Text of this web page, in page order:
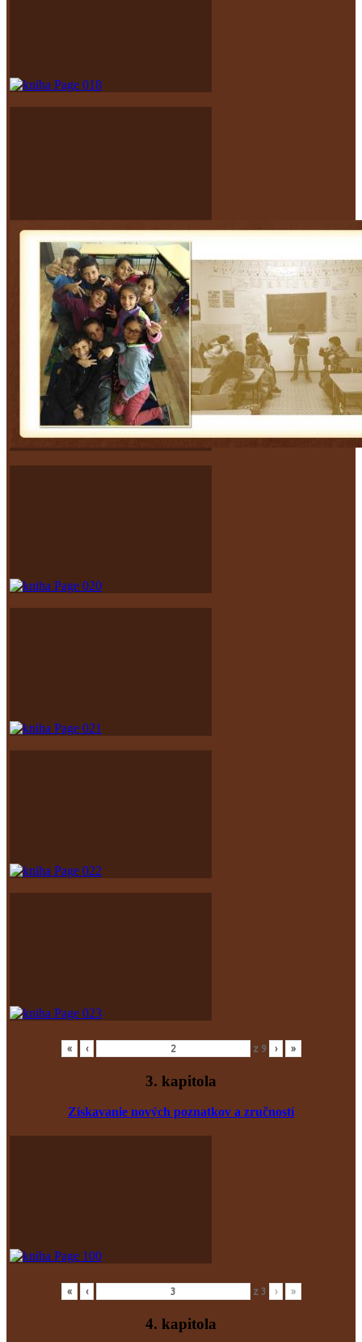
« ‹ z 9 › »
3. kapitola
Získavanie nových poznatkov a zručností
« ‹ z 3 › »
4. kapitola